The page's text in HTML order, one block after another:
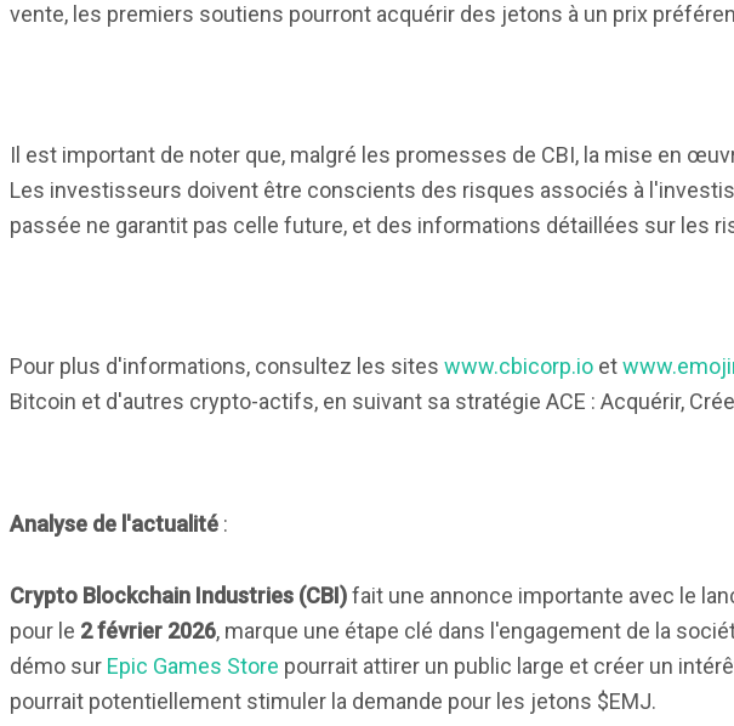
vente, les premiers soutiens pourront acquérir des jetons à un prix
Il est important de noter que, malgré les promesses de CBI, la mise en
Les investisseurs doivent être conscients des risques associés à
passée ne garantit pas celle future, et des informations détaillées sur les
Pour plus d'informations, consultez les sites www.cbicorp.io et
Bitcoin et d'autres crypto-actifs, en suivant sa stratégie ACE : Acquérir,
Analyse de l'actualité :
Crypto Blockchain Industries (CBI)fait une annonce importante avec le
pour le 2 février 2026, marque une étape clé dans l'engagement de la
démo sur Epic Games Store pourrait attirer un public large et créer un
pourrait potentiellement stimuler la demande pour les jetons $EMJ.